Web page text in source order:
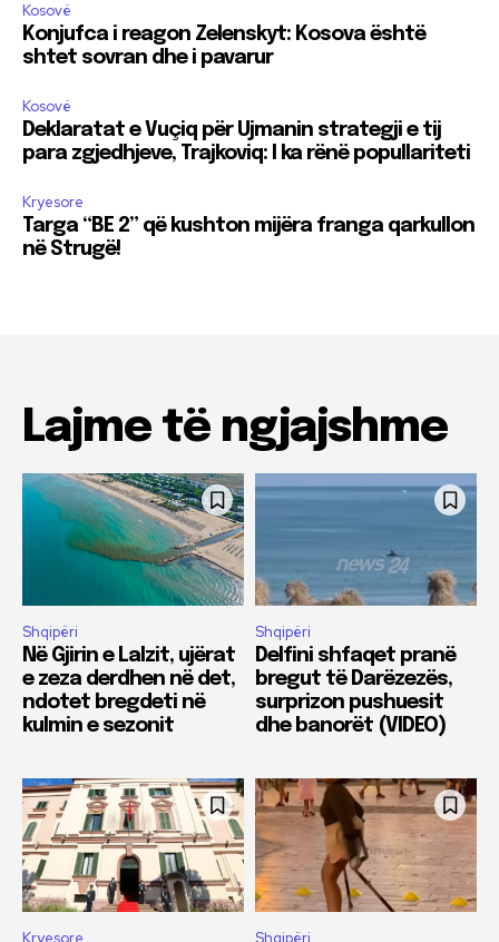
Kosovë
Konjufca i reagon Zelenskyt: Kosova është
shtet sovran dhe i pavarur
Kosovë
Deklaratat e Vuçiq për Ujmanin strategji e tij
para zgjedhjeve, Trajkoviq: I ka rënë popullariteti
Kryesore
Targa “BE 2” që kushton mijëra franga qarkullon
në Strugë!
Lajme të ngjajshme
Shqipëri
Në Gjirin e Lalzit, ujërat
e zeza derdhen në det,
ndotet bregdeti në
kulmin e sezonit
Shqipëri
Delfini shfaqet pranë
bregut të Darëzezës,
surprizon pushuesit
dhe banorët (VIDEO)
Kryesore Shqipëri